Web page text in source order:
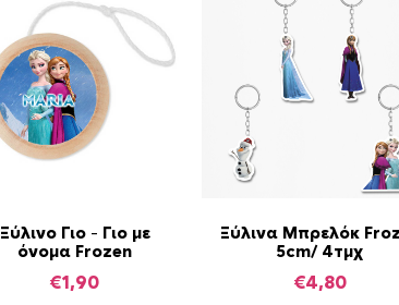
r
z
e
n
ο
Ξύλινο Γιο – Γιο με
όνομα Frozen
€1,90
Ξύλινα Μπρελόκ
5cm/ 4τμχ
€4,80